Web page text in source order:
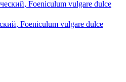
Foeniculum vulgare dulce